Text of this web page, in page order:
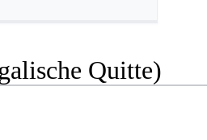
Quitte)